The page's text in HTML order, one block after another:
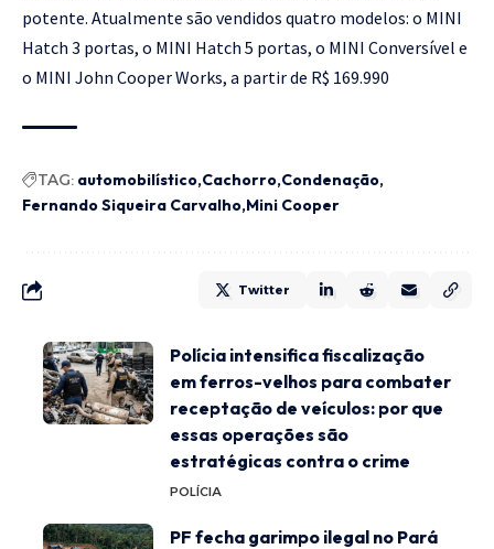
potente. Atualmente são vendidos quatro modelos: o MINI
Hatch 3 portas, o MINI Hatch 5 portas, o MINI Conversível e
o MINI John Cooper Works, a partir de R$ 169.990
TAG: automobilístico Cachorro Condenação
Fernando Siqueira Carvalho Mini Cooper
Twitter
Polícia intensifica fiscalização
em ferros-velhos para combater
receptação de veículos: por que
essas operações são
estratégicas contra o crime
POLÍCIA
PF fecha garimpo ilegal no Pará